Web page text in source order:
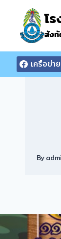
content
โ
สังกั
เครือข่า
By